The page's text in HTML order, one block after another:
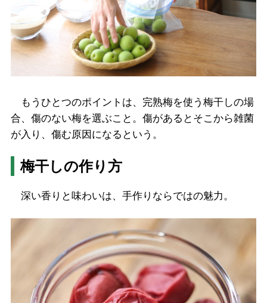
もうひとつのポイントは、完熟梅を使う梅干しの場
合、傷のない梅を選ぶこと。傷があるとそこから雑菌
が入り、傷む原因になるという。
梅干しの作り方
深い香りと味わいは、手作りならではの魅力。